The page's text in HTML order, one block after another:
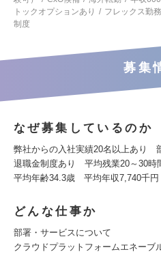
トックオプションあり
フレックス勤務
制度
募集
なぜ募集しているのか
弊社からの入社実績20名以上あり
退職金制度あり 平均残業20～30時
平均年齢34.3歳 平均年収7,740千円
どんな仕事か
部署・サービスについて
クラウドプラットフォームエネーブ